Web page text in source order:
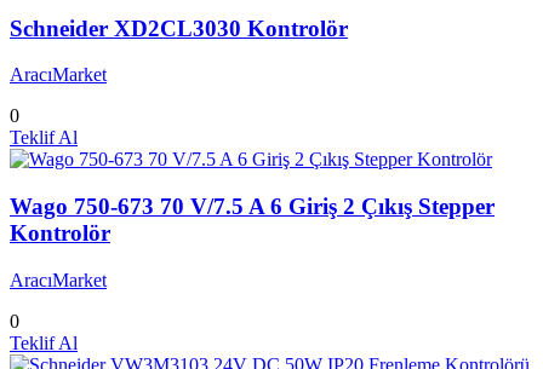
Schneider XD2CL3030 Kontrolör
AracıMarket
0
Teklif Al
Wago 750-673 70 V/7.5 A 6 Giriş 2 Çıkış Stepper
Kontrolör
AracıMarket
0
Teklif Al